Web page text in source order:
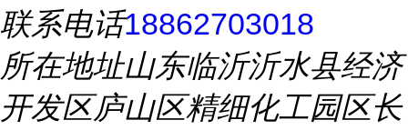
联系电话18862703018
所在地址山东临沂沂水县经济
开发区庐山区精细化工园区长